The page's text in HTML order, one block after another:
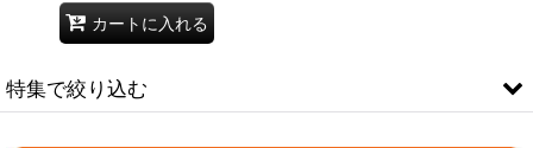
カートに入れる
特集で絞り込む